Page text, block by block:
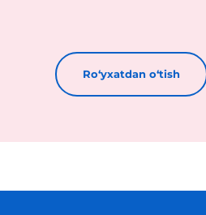
Roʻyxatdan oʻtish